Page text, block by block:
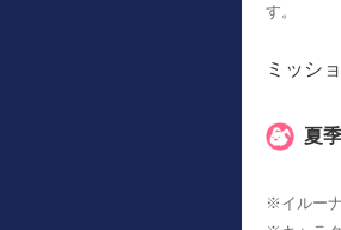
す。
ミッシ
夏
※イルー